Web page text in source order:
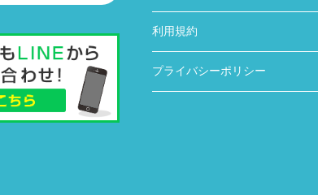
利用規約
プライバシーポリシー